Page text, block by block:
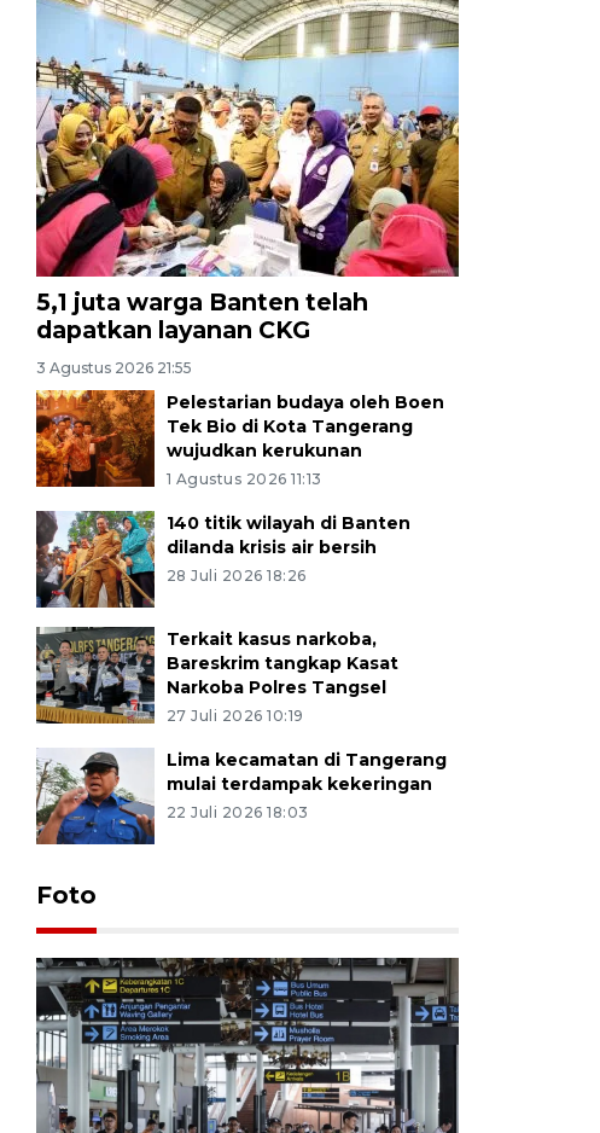
5,1 juta warga Banten telah
dapatkan layanan CKG
3 Agustus 2026 21:55
Pelestarian budaya oleh Boen
Tek Bio di Kota Tangerang
wujudkan kerukunan
1 Agustus 2026 11:13
140 titik wilayah di Banten
dilanda krisis air bersih
28 Juli 2026 18:26
Terkait kasus narkoba,
Bareskrim tangkap Kasat
Narkoba Polres Tangsel
27 Juli 2026 10:19
Lima kecamatan di Tangerang
mulai terdampak kekeringan
22 Juli 2026 18:03
Foto